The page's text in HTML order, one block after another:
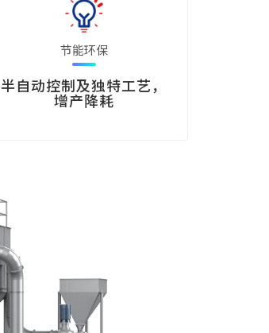
节能环保
半自动控制及独特工艺，
增产降耗